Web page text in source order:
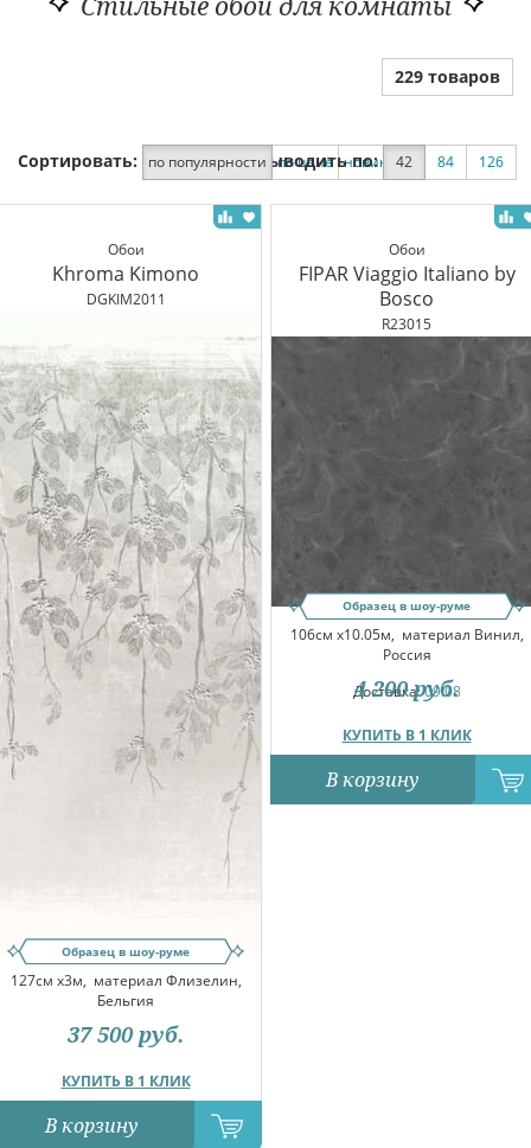
229 товаров
Сортировать: по популярности по цене новинки по скидке
Выводить по: 42 84 126
Обои
Khroma Kimono
DGKIM2011
Образец в шоу-руме
127см x3м, материал Флизелин,
Бельгия
КУПИТЬ В 1 КЛИК
37 500 руб.
В корзину
Обои
FIPAR Viaggio Italiano by
Bosco
R23015
Образец в шоу-руме
106см x10.05м, материал Винил,
Россия
Доставка:09.08
КУПИТЬ В 1 КЛИК
4 200 руб.
В корзину